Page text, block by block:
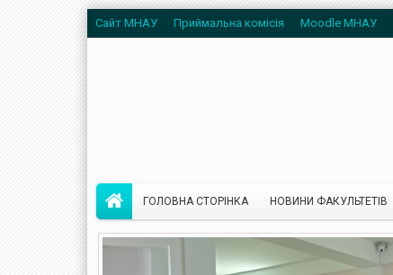
Сайт МНАУ Приймальна комісія Moodle МНАУ
ГОЛОВНА СТОРІНКА НОВИНИ ФАКУЛЬТЕТІВ